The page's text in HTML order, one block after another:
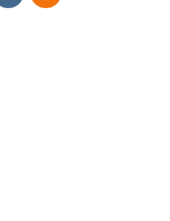
ЗАКАЗОВ С 9:00-22:00,